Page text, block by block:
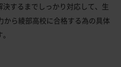
するまでしっかり対応して、生
ら綾部高校に合格する為の具体